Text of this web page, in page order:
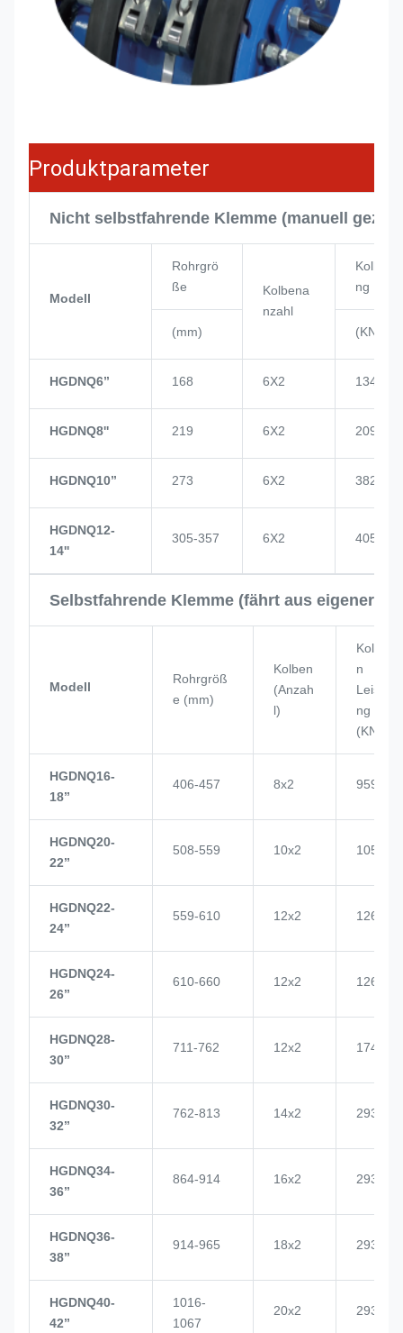
Produktparameter
Nicht selbstfahrende Klemme (manuell
Modell
Rohrgrö
ße
Kolbena
nzahl
ng
(mm) (KN)
HGDNQ6’’ 168 6X2 134
HGDNQ8'' 219 6X2 209
HGDNQ10’’ 273 6X2 382
HGDNQ12-
14''
305-357 6X2 405
Selbstfahrende Klemme (fährt aus eigener
Modell
Rohrgröß
e (mm)
Kolben
(Anzah
l)
Kolbe
n
Leistu
ng
(KN)
HGDNQ16-
18’’
406-457 8x2 959
HGDNQ20-
22’’
508-559 10x2 1057
HGDNQ22-
24’’
559-610 12x2 1268
HGDNQ24-
26’’
610-660 12x2 1268
HGDNQ28-
30’’
711-762 12x2 1748
HGDNQ30-
32’’
762-813 14x2 2937
HGDNQ34-
36’’
864-914 16x2 2937
HGDNQ36-
38’’
914-965 18x2 2937
HGDNQ40-
42’’
1016-
1067
20x2 2937